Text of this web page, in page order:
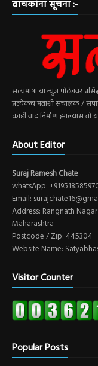
वाचकांना सूचना :-
सत्यभाषा या न्युज पोर्टलवर
प्रत्येकच मताशी संचालक /
काही वाद निर्माण झाल्यास तो
About Editor
Suraj Ramesh Chate
whatsApp:
Email:
Address: Rangnath
Maharashtra
Postcode / Zip: 445304
Website Name:
Visitor Counter
Popular Posts